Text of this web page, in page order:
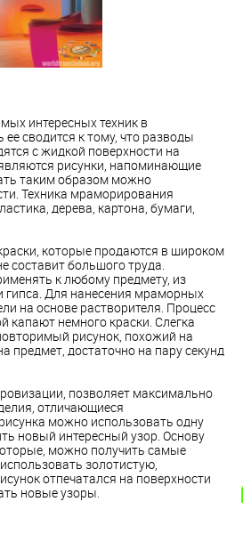
интересных техник в
ее сводится к тому, что разводы
с жидкой поверхности на
рисунки, напоминающие
таким образом можно
Техника мраморирования
дерева, картона, бумаги,
которые продаются в широком
составит большого труда.
к любому предмету, из
гипса. Для нанесения мраморных
на основе растворителя. Процесс
капают немного краски. Слегка
рисунок, похожий на
предмет, достаточно на пару секунд
позволяет максимально
отличающиеся
можно использовать одну
новый интересный узор. Основу
можно получить самые
золотистую,
отпечатался на поверхности
новые узоры.